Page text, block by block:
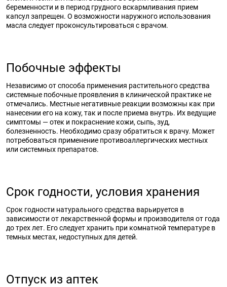
беременности и в период грудного вскармливания прием
капсул запрещен. О возможности наружного использования
масла следует проконсультироваться с врачом.
Побочные эффекты
Независимо от способа применения растительного средства
системные побочные проявления в клинической практике не
отмечались. Местные негативные реакции возможны как при
нанесении его на кожу, так и после приема внутрь. Их ведущие
симптомы — отек и покраснение кожи, сыпь, зуд,
болезненность. Необходимо сразу обратиться к врачу. Может
потребоваться применение противоаллергических местных
или системных препаратов.
Срок годности, условия хранения
Срок годности натурального средства варьируется в
зависимости от лекарственной формы и производителя от года
до трех лет. Его следует хранить при комнатной температуре в
темных местах, недоступных для детей.
Отпуск из аптек